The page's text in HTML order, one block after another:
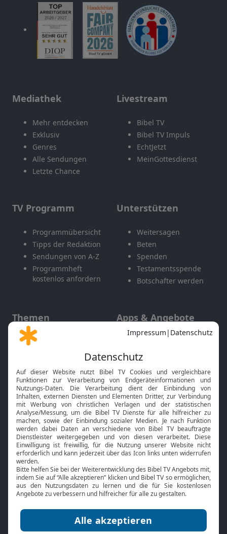
Mediathek
Mehr entdecken
Exklusiv
Genres
Alle Sendungen
Letzte Chance
Livestream
Bibel TV
Bibel TV Impuls
EchtJetzt
MeinGottesdienst
TV Programm
Programmübersicht
Tipps der Redaktion
Sendungen von A-Z
Programmheft
kostenlos anfordern
Unterstützen
Weitersagen
Beten
Spenden
Testamentsspende
Botschafter werden
Themen
Gott und Bibel erklärt
Neuigkeiten
Apps & Angebote
Mobile App
Smart TV
HbbTV
Bibelthek Online-Bibel
Nächster Gottesdienst
Bibel TV
Über uns
Jobs
Mediadaten
Service
Kontakt
TV-Empfang